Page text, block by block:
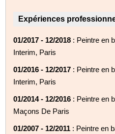
Expériences
01/2017 - 12/2018 : Peintre en
Interim, Paris
01/2016 - 12/2017 : Peintre en
Interim, Paris
01/2014 - 12/2016 : Peintre en
Maçons De Paris
01/2007 - 12/2011 : Peintre en